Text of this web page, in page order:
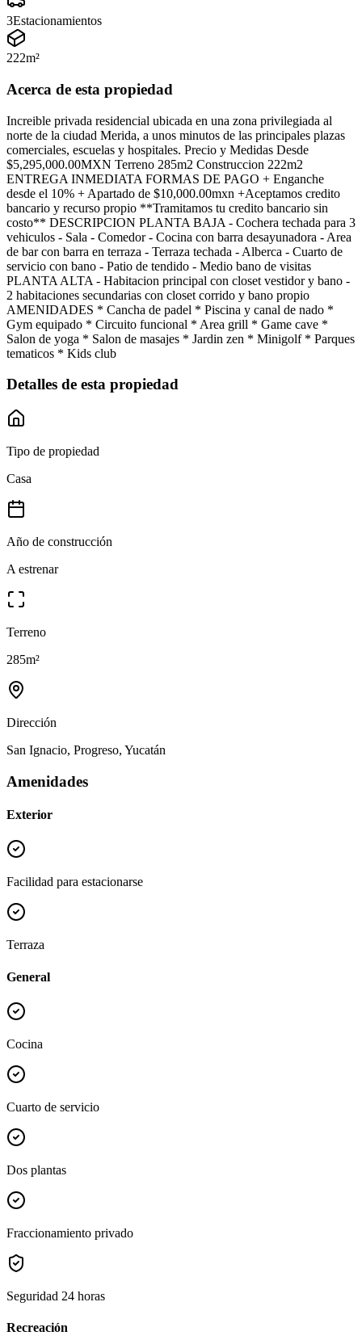
3Estacionamientos
222m²
Acerca de esta propiedad
Increible privada residencial ubicada en una zona privilegiada al
norte de la ciudad Merida, a unos minutos de las principales plazas
comerciales, escuelas y hospitales. Precio y Medidas Desde
$5,295,000.00MXN Terreno 285m2 Construccion 222m2
ENTREGA INMEDIATA FORMAS DE PAGO + Enganche
desde el 10% + Apartado de $10,000.00mxn +Aceptamos credito
bancario y recurso propio **Tramitamos tu credito bancario sin
costo** DESCRIPCION PLANTA BAJA - Cochera techada para 3
vehiculos - Sala - Comedor - Cocina con barra desayunadora - Area
de bar con barra en terraza - Terraza techada - Alberca - Cuarto de
servicio con bano - Patio de tendido - Medio bano de visitas
PLANTA ALTA - Habitacion principal con closet vestidor y bano -
2 habitaciones secundarias con closet corrido y bano propio
AMENIDADES * Cancha de padel * Piscina y canal de nado *
Gym equipado * Circuito funcional * Area grill * Game cave *
Salon de yoga * Salon de masajes * Jardin zen * Minigolf * Parques
tematicos * Kids club
Detalles de esta propiedad
Tipo de propiedad
Casa
Año de construcción
A estrenar
Terreno
285m²
Dirección
San Ignacio, Progreso, Yucatán
Amenidades
Exterior
Facilidad para estacionarse
Terraza
General
Cocina
Cuarto de servicio
Dos plantas
Fraccionamiento privado
Seguridad 24 horas
Recreación